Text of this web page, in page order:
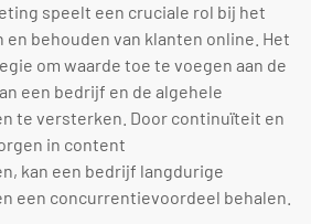
speelt een cruciale rol bij het
behouden van klanten online. Het
om waarde toe te voegen aan de
een bedrijf en de algehele
te versterken. Door continuïteit en
in content
kan een bedrijf langdurige
een concurrentievoordeel behalen.